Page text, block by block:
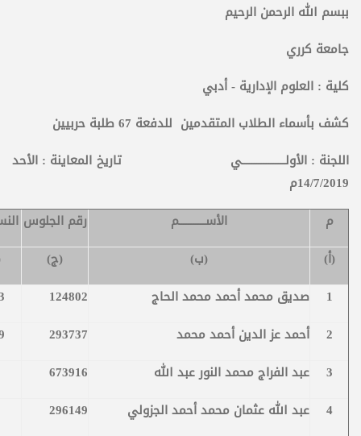
ببسم الله الرحمن الرحيم
جامعة كرري
كلية : العلوم الإدارية - أدبي
كشف بأسماء الطلاب المتقدمين للدفعة 67 طلبة حربيين
اللجنة : الأولــــــــــــــــــي تاريخ المعاينة : الأحد
14/7/2019م
م
الأســـــــــــم رقم الجلوس
(أ)
(ب) (ج)
1
صديق محمد أحمد محمد الحاج 124802
2
أحمد عز الدين أحمد محمد 293737
3
عبد الفراج محمد النور عبد الله
673916
4
عبد الله عثمان محمد أحمد الجزولي
296149